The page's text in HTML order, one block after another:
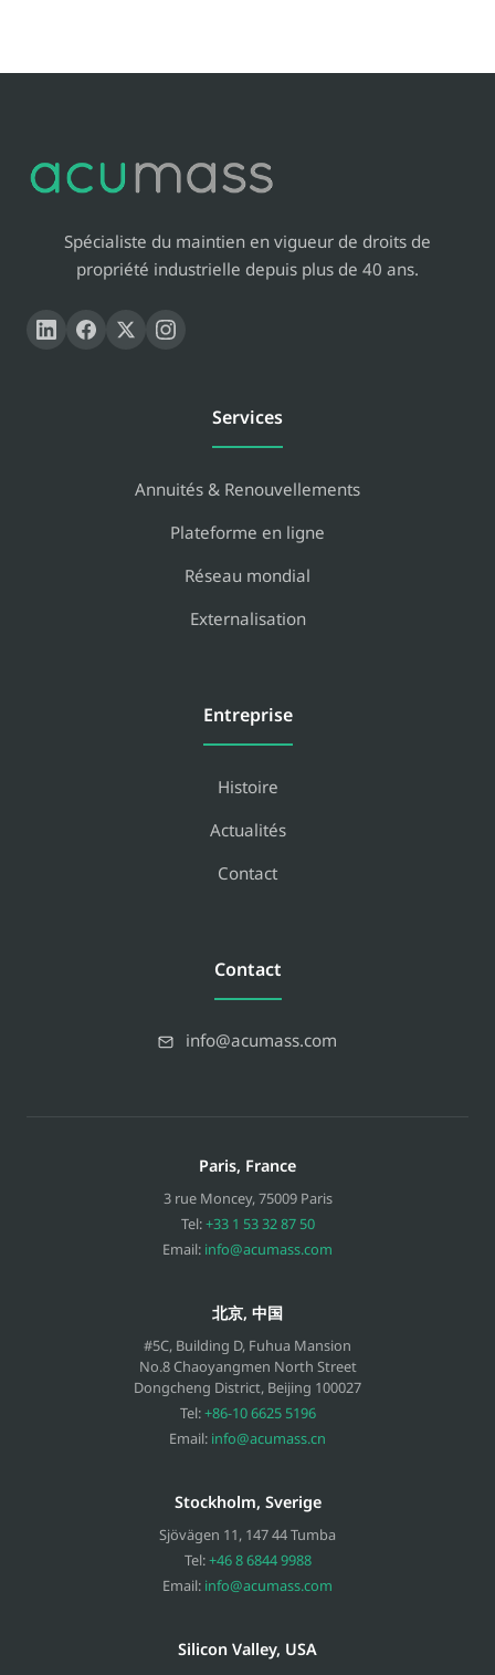
Spécialiste du maintien en vigueur de droits de
propriété industrielle depuis plus de 40 ans.
Services
Annuités & Renouvellements
Plateforme en ligne
Réseau mondial
Externalisation
Entreprise
Histoire
Actualités
Contact
Contact
info@acumass.com
Paris, France
3 rue Moncey,75009 Paris
Tel:+33 1 53 32 87 50
Email: info@acumass.com
北京, 中国
#5C, Building D, Fuhua Mansion
No.8 Chaoyangmen North Street
Dongcheng District, Beijing 100027
Tel:+86-10 6625 5196
Email: info@acumass.cn
Stockholm, Sverige
Sjövägen 11, 147 44Tumba
Tel:+46 8 6844 9988
Email: info@acumass.com
Silicon Valley, USA